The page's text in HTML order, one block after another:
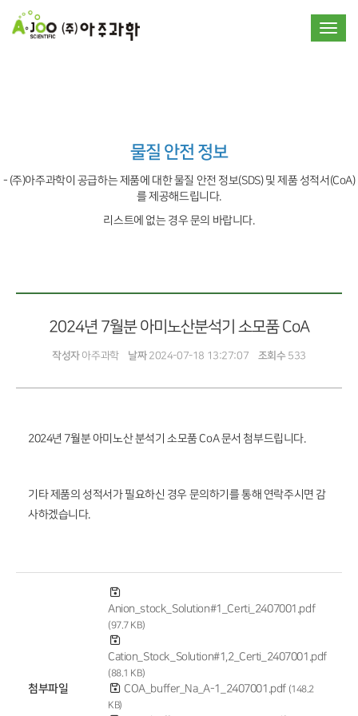
물질 안전 정보
- (주)아주과학이 공급하는 제품에 대한 물질 안전 정보(SDS) 및 제품 성적서(CoA)
를 제공해드립니다.
리스트에 없는 경우 문의 바랍니다.
2024년 7월분 아미노산분석기 소모품 CoA
작성자아주과학 날짜2024-07-18 13:27:07 조회수533
2024년 7월분 아미노산 분석기 소모품 CoA 문서 첨부드립니다.
기타 제품의 성적서가 필요하신 경우 문의하기를 통해 연락주시면 감
사하겠습니다.
첨부파일
Anion_stock_Solution#1_Certi_2407001.pdf
(97.7 KB)
Cation_Stock_Solution#1,2_Certi_2407001.pdf
(88.1 KB)
COA_buffer_Na_A-1_2407001.pdf (148.2
KB)